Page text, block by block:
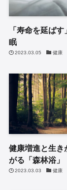
「寿命を延ば
眠
2023.03.05 健康
健康増進と生き
がる「森林浴」
2023.03.03 健康